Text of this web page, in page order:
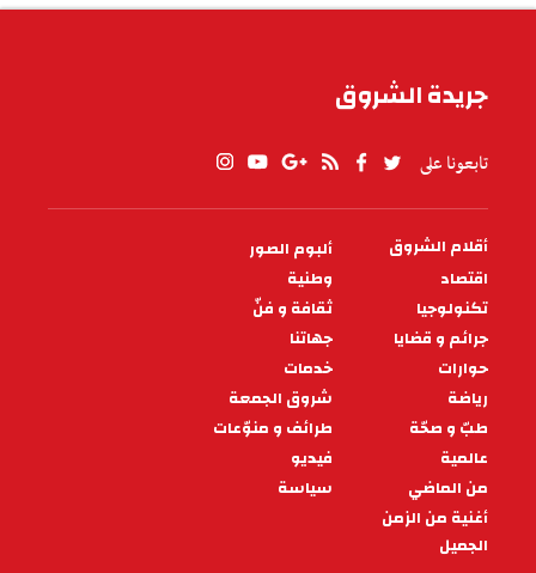
جريدة الشروق
تابعونا على
PIED
DE
PAGE
أقلام الشروق
ألبوم الصور
اقتصاد
وطنية
تكنولوجيا
ثقافة و فنّ
جرائم و قضايا
جهاتنا
حوارات
خدمات
رياضة
شروق الجمعة
طبّ و صحّة
طرائف و منوّعات
عالمية
فيديو
من الماضي
سياسة
أغنية من الزمن
الجميل